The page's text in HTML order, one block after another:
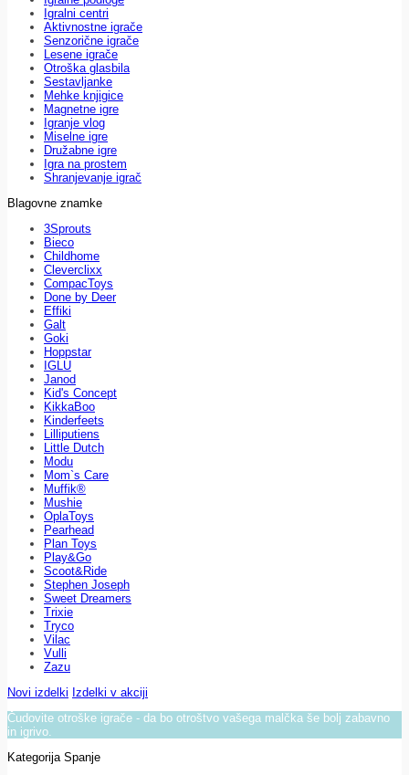
Igralni centri
Aktivnostne igrače
Senzorične igrače
Lesene igrače
Otroška glasbila
Sestavljanke
Mehke knjigice
Magnetne igre
Igranje vlog
Miselne igre
Družabne igre
Igra na prostem
Shranjevanje igrač
Blagovne znamke
3Sprouts
Bieco
Childhome
Cleverclixx
CompacToys
Done by Deer
Effiki
Galt
Goki
Hoppstar
IGLU
Janod
Kid's Concept
KikkaBoo
Kinderfeets
Lilliputiens
Little Dutch
Modu
Mom`s Care
Muffik®
Mushie
OplaToys
Pearhead
Plan Toys
Play&Go
Scoot&Ride
Stephen Joseph
Sweet Dreamers
Trixie
Tryco
Vilac
Vulli
Zazu
Novi izdelki Izdelki v akciji
Čudovite otroške igrače - da bo otroštvo vašega malčka še bolj zabavno
in igrivo.
Kategorija Spanje